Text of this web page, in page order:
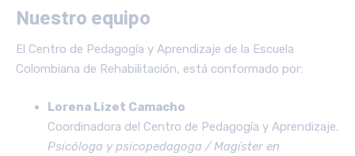
Nuestro equipo
El Centro de Pedagogía y Aprendizaje de la Escuela
Colombiana de Rehabilitación, está conformado por:
Lorena Lizet Camacho
Coordinadora del Centro de Pedagogía y Aprendizaje.
Psicóloga y psicopedagoga / Magíster en